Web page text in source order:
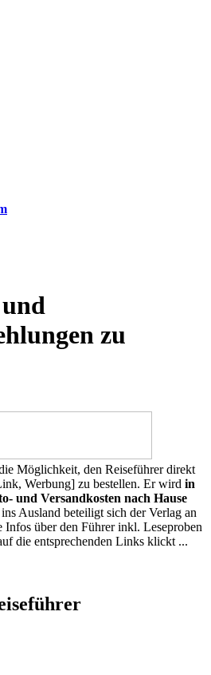
zu
Möglichkeit, den Reiseführer direkt
Werbung] zu bestellen. Er wird in
und Versandkosten nach Hause
Ausland beteiligt sich der Verlag an
Infos über den Führer inkl. Leseproben
die entsprechenden Links klickt ...